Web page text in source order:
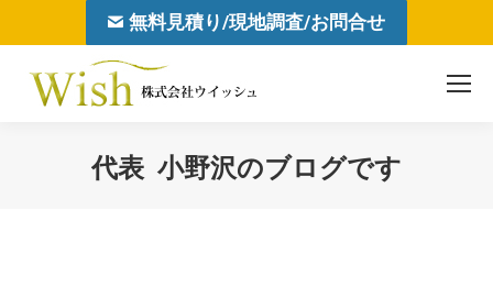
無料見積り/現地調査/お問合せ
代表 小野沢のブログです